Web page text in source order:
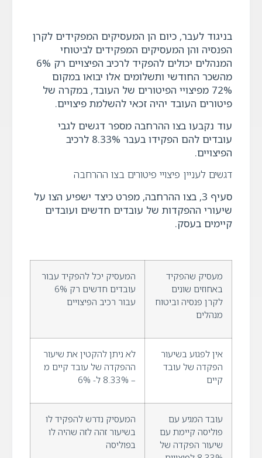
בניגוד לעבר, כיום הן המעסיקים המפקידים לקרן
הפנסיה והן המעסיקים המפקידים לביטוחי
המנהלים יכולים להפקיד לרכיב הפיצויים רק 6%
מהשכר החודשי ותשלומים אלו יבואו במקום
72% מפיצויי הפיטורים של העובד, במקרה של
פיטורים העובד יהיה זכאי להשלמת פיצויים.
עוד נקבעו בצו ההרחבה מספר דגשים לגבי
עובדים להם הפקידו בעבר 8.33% לרכיב
הפיצויים.
דגשים לעניין פיצויי פיטורים בצו ההרחבה
סעיף 3, בצו ההרחבה, מפרט כיצד ישפיע הצו על
שיעורי ההפקדות של עובדים חדשים ועובדים
קיימים בעסק.
מעסיק שהפקיד
באחוזים שונים
לקרן פנסיה וביטוח
מנהלים
המעסיק יכל להפקיד עבור
עובדים חדשים רק 6%
עבור רכיב הפיצויים
אין לפגוע בשיעור
הפקדה של עובד
קיים
לא ניתן להקטין את שיעור
ההפקדה של עובד קיים מ
– 8.33% ל- 6%
עובד המגיע עם
פוליסה קיימת עם
שיעור הפקדה של
המעסיק נדרש להפקיד לו
בשיעור זהה לזה שהיה לו
בפוליסה